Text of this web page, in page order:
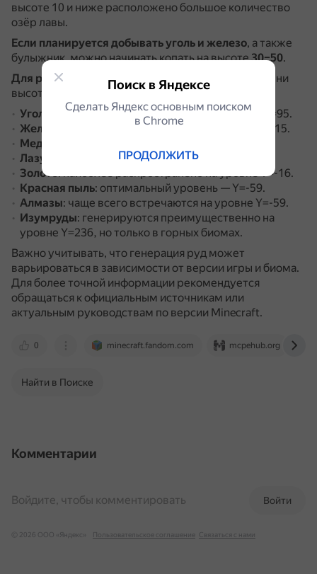
высоте 10 и ниже расположено большое количество
озёр лавы.
Если планируется добывать уголь и железо, а также
булыжник, можно начинать копать на высоте30–50.
Для разных руд
рекомендуются следующие уровни
высоты:
Уголь
: наиболее часто встречается на уровне Y=95.
Железо
: оптимальный уровень для добычи — Y=15.
Медь
Лазурит
: рекомендуется искать на уровне Y=-1.
Золото: наиболее распространено на уровне Y=-16.
Красная пыль: оптимальный уровень — Y=-59.
Алмазы: чаще всего встречаются на уровне Y=-59.
Изумруды: генерируются преимущественно на
уровне Y=236, но только в горных биомах.
Важно учитывать, что генерация руд может
варьироваться в зависимости от версии игры и биома.
Для более точной информации рекомендуется
обращаться к официальным источникам или
актуальным руководствам по версии Minecraft.
0 minecraft.fandom.com mcpehub.org
Найти в Поиске
Комментарии
Войти
Войдите, чтобы комментировать
© 2026 ООО «Яндекс» Пользовательское соглашение Связаться с нами
Поиск в Яндексе
Сделать Яндекс основным поиском
в Сhrome
ПРОДОЛЖИТЬ